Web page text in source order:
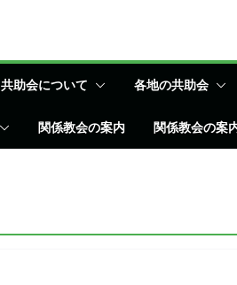
共助会について 各地の共助会
関係教会の案内 関係教会の案